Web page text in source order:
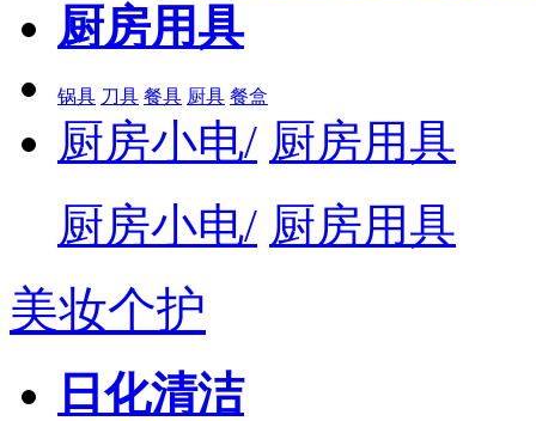
厨房用具
锅具 刀具 餐具 厨具 餐盒
厨房小电/ 厨房用具
厨房小电/ 厨房用具
美妆个护
日化清洁